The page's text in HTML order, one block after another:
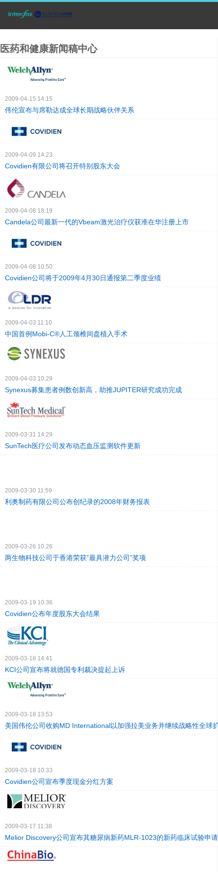
医药和健康新闻稿中心
2009-04-15 14:15
伟伦宣布与席勒达成全球长期战略伙伴关系
2009-04-09 14:23
Covidien有限公司将召开特别股东大会
2009-04-08 18:19
Candela公司最新一代的Vbeam激光治疗仪获准在华注册上市
2009-04-08 10:50
Covidien公司将于2009年4月30日通报第二季度业绩
2009-04-03 11:10
中国首例Mobi-C®人工颈椎间盘植入手术
2009-04-03 10:29
Synexus募集患者例数创新高，助推JUPITER研究成功完成
2009-03-31 14:29
SunTech医疗公司发布动态血压监测软件更新
2009-03-30 11:59
利奥制药有限公司公布创纪录的2008年财务报表
2009-03-26 10:26
两生物科技公司于香港荣获”最具潜力公司”奖项
2009-03-19 10:36
Covidien公布年度股东大会结果
2009-03-18 14:41
KCI公司宣布将就德国专利裁决提起上诉
2009-03-18 13:53
美国伟伦公司收购MD International以加强拉美业务并继续战略性全球
2009-03-18 10:33
Covidien公司宣布季度现金分红方案
2009-03-17 11:38
Melior Discovery公司宣布其糖尿病新药MLR-1023的新药临床试验申